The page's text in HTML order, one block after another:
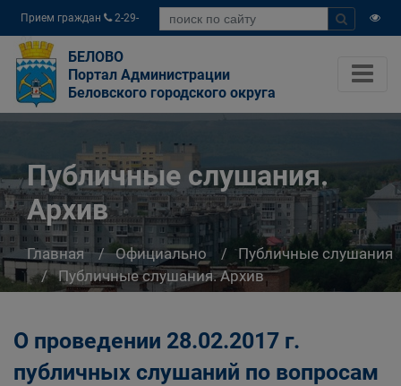
Прием граждан
2-29-
04
БЕЛОВО
Портал Администрации
Беловского городского округа
Публичные слушания.
Архив
Главная Официально
Публичные слушания
Публичные слушания. Архив
О проведении 28.02.2017 г.
публичных слушаний по вопросам